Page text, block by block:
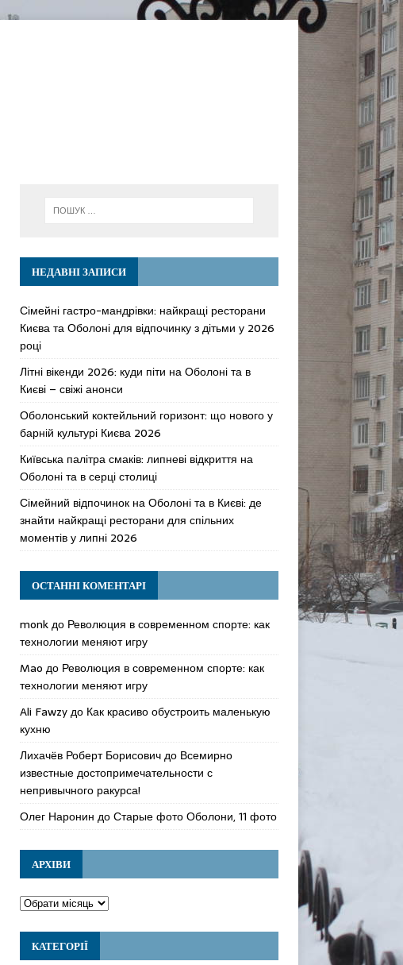
НЕДАВНІ ЗАПИСИ
Сімейні гастро-мандрівки: найкращі ресторани
Києва та Оболоні для відпочинку з дітьми у 2026
році
Літні вікенди 2026: куди піти на Оболоні та в
Києві – свіжі анонси
Оболонський коктейльний горизонт: що нового у
барній культурі Києва 2026
Київська палітра смаків: липневі відкриття на
Оболоні та в серці столиці
Сімейний відпочинок на Оболоні та в Києві: де
знайти найкращі ресторани для спільних
моментів у липні 2026
ОСТАННІ КОМЕНТАРІ
monkдо Революция в современном спорте: как
технологии меняют игру
Mao до Революция в современном спорте: как
технологии меняют игру
Ali Fawzyдо Как красиво обустроить маленькую
кухню
Лихачёв Роберт Борисовичдо Всемирно
известные достопримечательности с
непривычного ракурса!
Олег Наронин доСтарые фото Оболони, 11 фото
АРХІВИ
КАТЕГОРІЇ